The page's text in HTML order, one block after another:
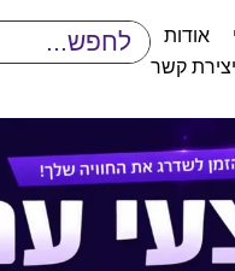
אודות
יצירת קשר